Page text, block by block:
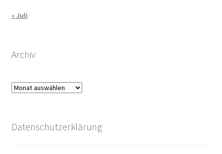
« Juli
Archiv
Archiv
Datenschutzerklärung